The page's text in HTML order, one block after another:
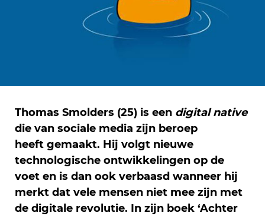
Thomas Smolders (25) is een digital native
die van sociale media zijn beroep
heeft gemaakt. Hij volgt nieuwe
technologische ontwikkelingen op de
voet en is dan ook verbaasd wanneer hij
merkt dat vele mensen niet mee zijn met
de digitale revolutie. In zijn boek ‘Achter